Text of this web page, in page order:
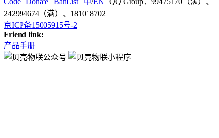
242994674（满）、181018702
京ICP备15005915号-2
Friend link:
产品手册